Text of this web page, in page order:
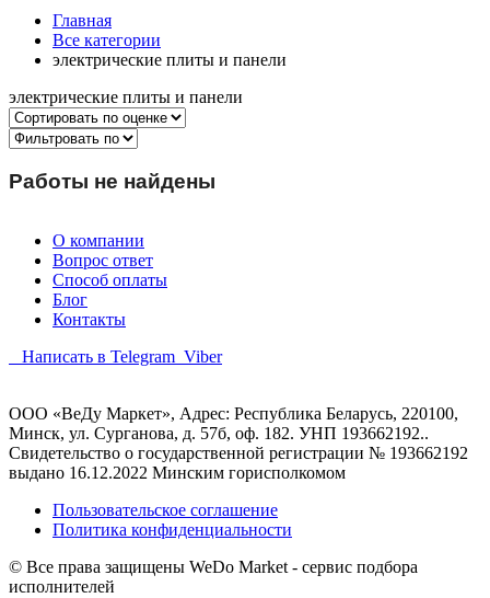
Главная
Все категории
электрические плиты и панели
электрические плиты и панели
Работы не найдены
О компании
Вопрос ответ
Способ оплаты
Блог
Контакты
Написать в Telegram Viber
ООО «ВеДу Маркет», Адрес: Республика Беларусь, 220100,
Минск, ул. Сурганова, д. 57б, оф. 182. УНП 193662192..
Свидетельство о государственной регистрации № 193662192
выдано 16.12.2022 Минским горисполкомом
Пользовательское соглашение
Политика конфиденциальности
© Все права защищены WeDo Market - сервис подбора
исполнителей